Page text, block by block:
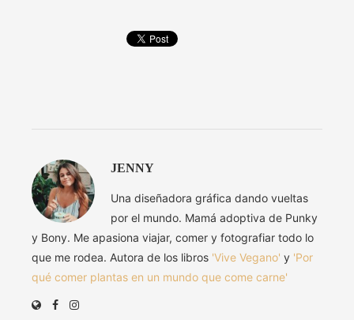
JENNY
Una diseñadora gráfica dando vueltas
por el mundo. Mamá adoptiva de Punky
y Bony. Me apasiona viajar, comer y fotografiar todo lo
que me rodea. Autora de los libros 'Vive Vegano' y 'Por
qué comer plantas en un mundo que come carne'